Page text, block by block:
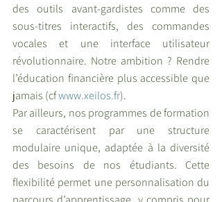
des outils avant-gardistes comme des
sous-titres interactifs, des commandes
vocales et une interface utilisateur
révolutionnaire. Notre ambition ? Rendre
l’éducation financière plus accessible que
jamais (cf www.xeilos.fr).
Par ailleurs, nos programmes de formation
se caractérisent par une structure
modulaire unique, adaptée à la diversité
des besoins de nos étudiants. Cette
flexibilité permet une personnalisation du